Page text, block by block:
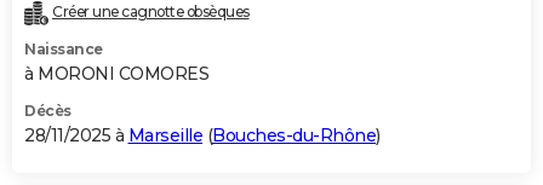
Créer une cagnotte obsèques
Naissance
à MORONI COMORES
Décès
28/11/2025 à Marseille (Bouches-du-Rhône)